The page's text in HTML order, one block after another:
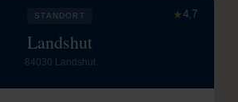
★4,7
STANDORT
Landshut
84030 Landshut